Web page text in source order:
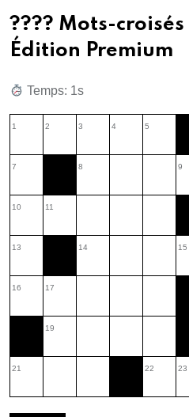
???? Mots-
Édition Premium
Temps: 2s
1 2 3 4 5
7 8 9
10 11
13 14 15
16 17
19
21 22 23